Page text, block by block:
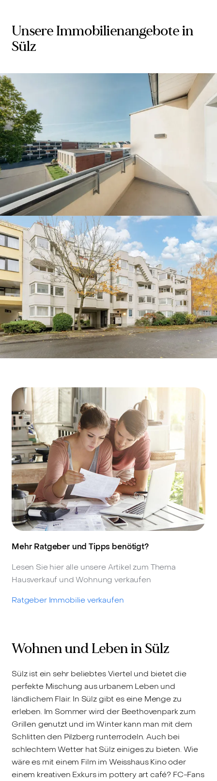
Unsere Immobilienangebote in
Sülz
Mehr Ratgeber und Tipps benötigt?
Lesen Sie hier alle unsere Artikel zum Thema
Hausverkauf und Wohnung verkaufen
Ratgeber Immobilie verkaufen
Wohnen und Leben in Sülz
Sülz ist ein sehr beliebtes Viertel und bietet die
perfekte Mischung aus urbanem Leben und
ländlichem Flair. In Sülz gibt es eine Menge zu
erleben. Im Sommer wird der Beethovenpark zum
Grillen genutzt und im Winter kann man mit dem
Schlitten den Pilzberg runterrodeln. Auch bei
schlechtem Wetter hat Sülz einiges zu bieten. Wie
wäre es mit einem Film im Weisshaus Kino oder
einem kreativen Exkurs im pottery art café? FC-Fans